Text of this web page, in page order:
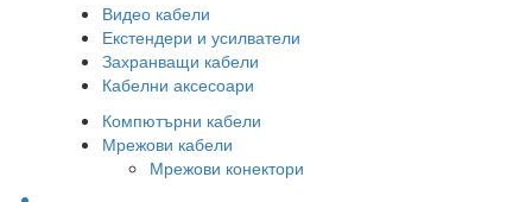
Видео кабели
Екстендери и усилватели
Захранващи кабели
Кабелни аксесоари
Компютърни кабели
Мрежови кабели
Мрежови конектори